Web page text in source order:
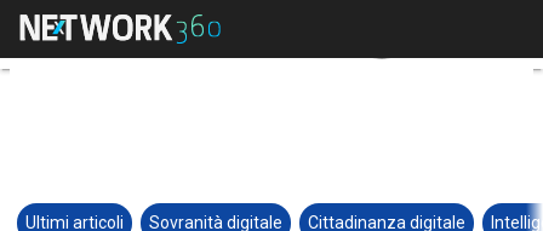
Ultimi articoli Sovranità digitale Cittadinanza digitale